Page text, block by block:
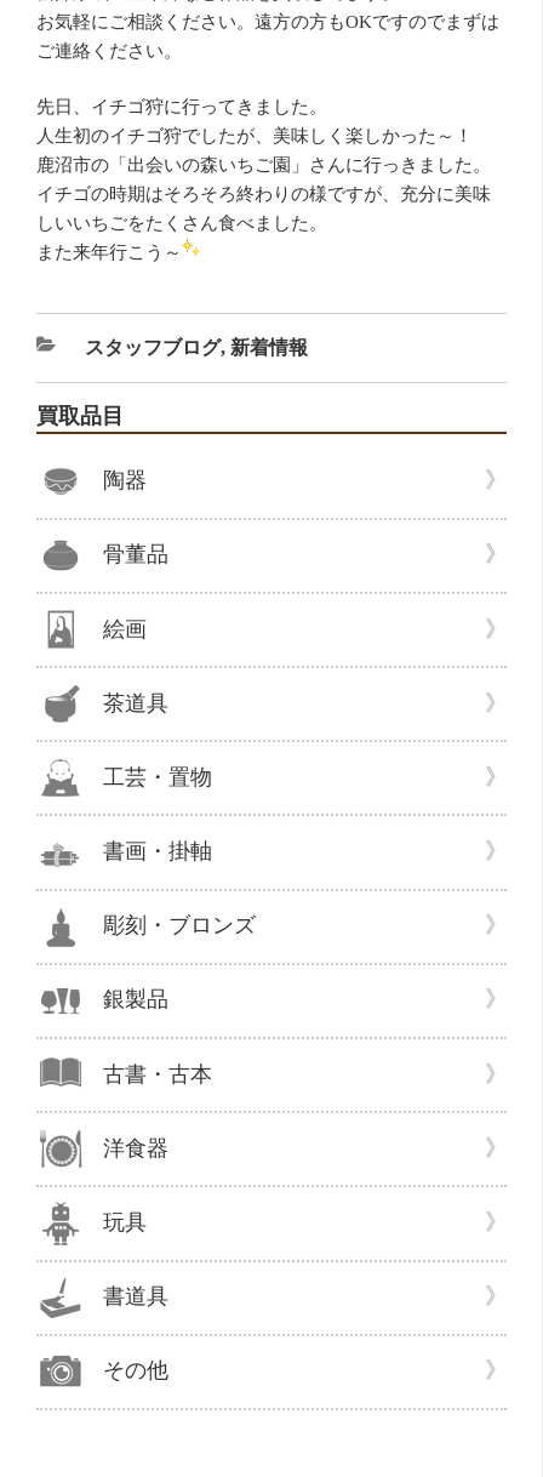
お気軽にご相談ください。遠方の方もOKですのでまずは
ご連絡ください。
先日、イチゴ狩に行ってきました。
人生初のイチゴ狩でしたが、美味しく楽しかった～！
鹿沼市の「出会いの森いちご園」さんに行っきました。
イチゴの時期はそろそろ終わりの様ですが、充分に美味
しいいちごをたくさん食べました。
また来年行こう～
カ
テ
ゴ
スタッフブログ, 新着情報
買取品目
陶器
骨董品
絵画
茶道具
工芸・置物
書画・掛軸
彫刻・ブロンズ
銀製品
古書・古本
洋食器
玩具
書道具
その他